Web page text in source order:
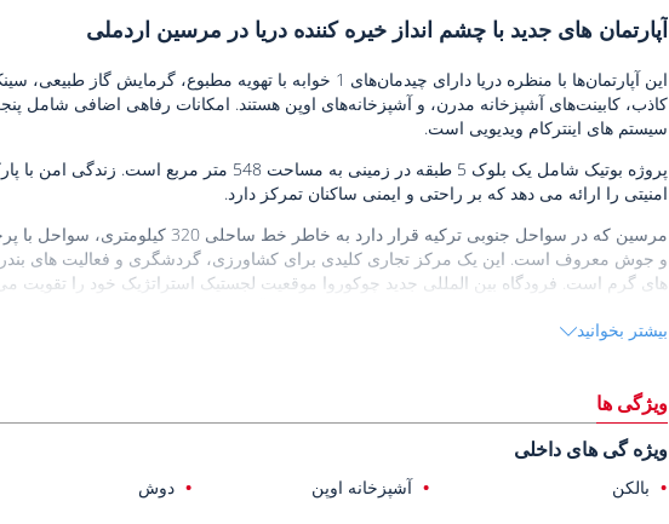
آپارتمان های جدید با چشم انداز خیره کننده دریا در مرسین اردملی
این آپارتمان‌ها با منظره دریا دارای چیدمان‌های 1 خوابه با تهویه
سیستم های اینترکام ویدیویی است.
پروژه بوتیک شامل یک بلوک 5 طبقه در زمینی به مساحت
امنیتی را ارائه می دهد که بر راحتی و ایمنی ساکنان تمرکز دارد.
مرسین که در سواحل جنوبی ترکیه قرار دارد
و جوش معروف است. این یک مرکز تجاری کلیدی برای کشاورزی، گردشگری و فعالیت های
های گرم است. فرودگاه بین المللی جدید چوکوروا موقعیت لجستیک استراتژیک خود را تقویت
آپارتمان های فروشی در مرسین
Marina، 46 کیلومتر تا Forum Mersin Mall، و 105 کیلومتر تا فرودگاه Çukurova.
بیشتر بخوانید
ویژگی ها
ویژه گی های داخلی
بالکن آشپزخانه اوپن دوش